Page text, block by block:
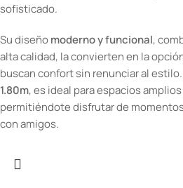
sofisticado.
Su diseñomoderno y funcional,
alta calidad, la convierten en la
buscan confort sin renunciar al
1.80m, es ideal para espacios
permitiéndote disfrutar de
con amigos.